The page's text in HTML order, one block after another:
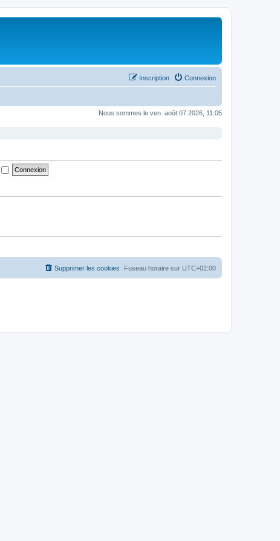
Connexion
Inscription
Nous sommes le ven. août 07 2026, 11:05
Fuseau horaire sur UTC+02:00
Supprimer les cookies